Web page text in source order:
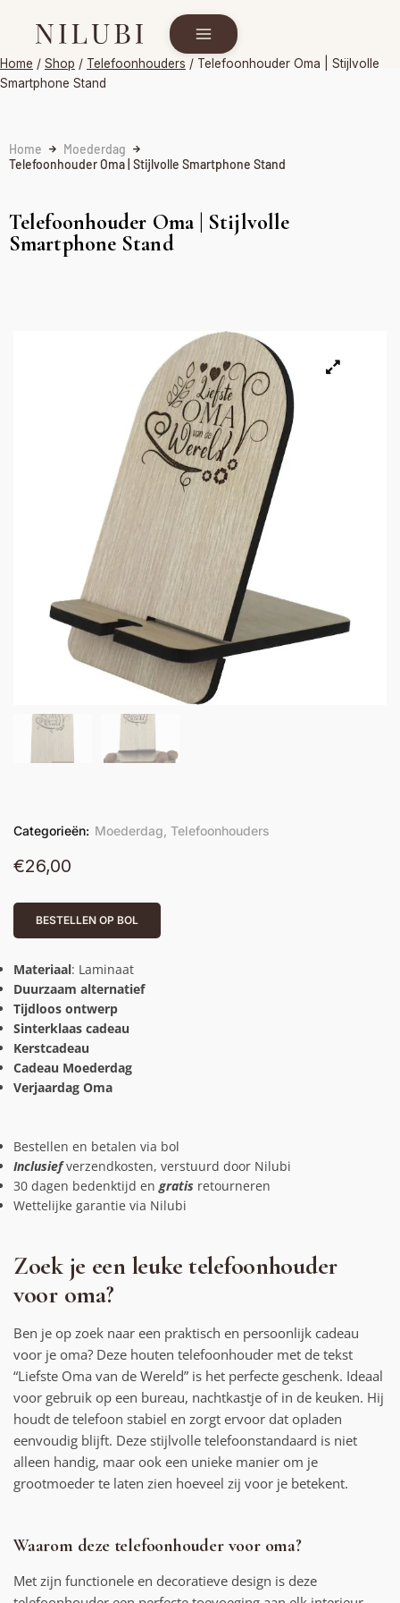
Home / Shop / Telefoonhouders / Telefoonhouder Oma | Stijlvolle
Smartphone Stand
Home
Moederdag
Telefoonhouder Oma | Stijlvolle Smartphone Stand
Telefoonhouder Oma | Stijlvolle
Smartphone Stand
Categorieën: Moederdag Telefoonhouders
€26,00
BESTELLEN OP BOL
Materiaal: Laminaat
Duurzaam alternatief
Tijdloos ontwerp
Sinterklaas cadeau
Kerstcadeau
Cadeau Moederdag
Verjaardag Oma
Bestellen en betalen via bol
Inclusiefverzendkosten, verstuurd door Nilubi
30 dagen bedenktijd en gratis retourneren
Wettelijke garantie via Nilubi
Zoek je een leuke telefoonhouder
voor oma?
Ben je op zoek naar een praktisch en persoonlijk cadeau
voor je oma? Deze houten telefoonhouder met de tekst
“Liefste Oma van de Wereld” is het perfecte geschenk. Ideaal
voor gebruik op een bureau, nachtkastje of in de keuken. Hij
houdt de telefoon stabiel en zorgt ervoor dat opladen
eenvoudig blijft. Deze stijlvolle telefoonstandaard is niet
alleen handig, maar ook een unieke manier om je
grootmoeder te laten zien hoeveel zij voor je betekent.
Waarom deze telefoonhouder voor oma?
Met zijn functionele en decoratieve design is deze